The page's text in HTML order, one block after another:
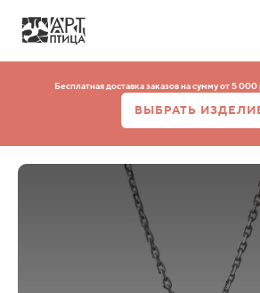
Бесплатная доставка заказов на сумму от 5 000
ВЫБРАТЬ